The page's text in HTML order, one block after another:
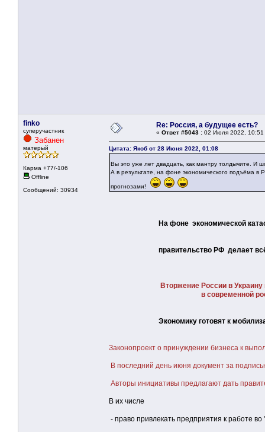
finko
суперучастник
Забанен
матерый
Карма +77/-106
Offline
Сообщений: 30934
Re: Россия, а будущее есть?
« Ответ #5043 : 02 Июля 2022, 10:51
Цитата: Якоб от 28 Июня 2022, 01:08
Вы это уже лет двадцать, как мантру толдычите. И
А в результате, на фоне экономического подъёма в
прогнозами!
На фоне экономической
правительство РФ делает всё
Вторжение России в
в современной
Экономику готовят к
Законопроект о принуждении бизнеса к
В последний день июня документ за
Авторы инициативы предлагают дать
В их числе
- право привлекать предприятия к работе